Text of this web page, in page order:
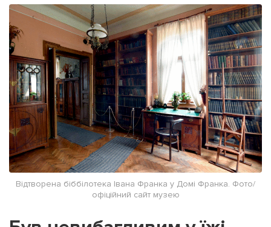
Відтворена біббілотека Івана Франка у Домі Франка. Фото/
офіційний сайт музею